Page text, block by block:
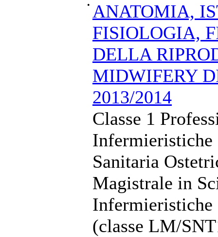
• ANATOMIA,
FISIOLOGIA,
DELLA
MIDWIFERY
2013/2014
Classe 1
Infermieristiche
Sanitaria
Magistrale in
Infermieristiche
(classe LM/